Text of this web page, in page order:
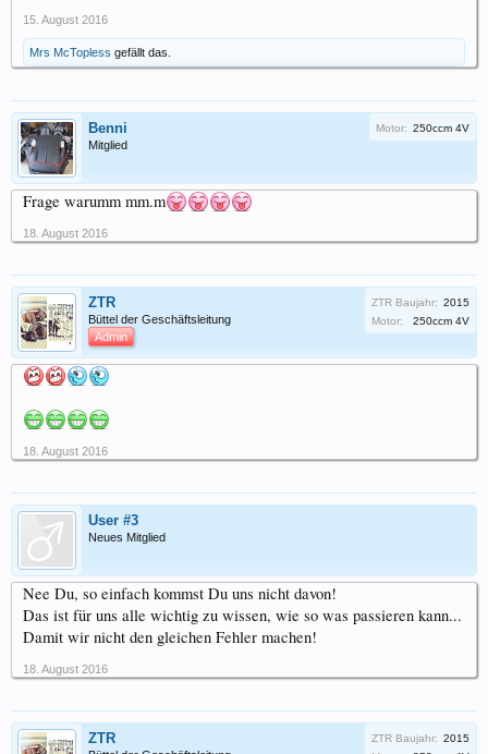
15. August 2016
Mrs McTopless gefällt das.
Benni
Mitglied
Motor: 250ccm 4V
Frage warumm mm.m
18. August 2016
ZTR
Büttel der Geschäftsleitung
Admin
ZTR Baujahr: 2015
Motor:
250ccm 4V
18. August 2016
User #3
Neues Mitglied
Nee Du, so einfach kommst Du uns nicht davon!
Das ist für uns alle wichtig zu wissen, wie so was passieren kann...
Damit wir nicht den gleichen Fehler machen!
18. August 2016
ZTR ZTR Baujahr: 2015